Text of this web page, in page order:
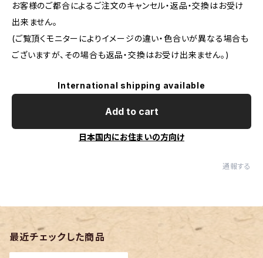
お客様のご都合によるご注文のキャンセル・返品・交換はお受け
出来ません。
(ご覧頂くモニターによりイメージの違い・色合いが異なる場合も
ございますが、その場合も返品・交換はお受け出来ません。)
International shipping available
Add to cart
日本国内にお住まいの方向け
通報する
最近チェックした商品